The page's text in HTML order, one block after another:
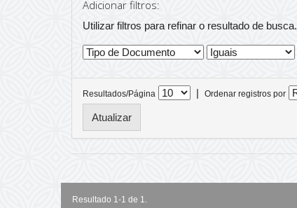
Adicionar filtros:
Utilizar filtros para refinar o resultado de busca.
Resultados/Página | Ordenar registros por
Resultado 1-1 de 1.